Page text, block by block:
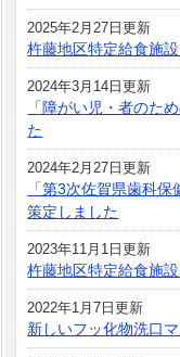
2025年2月27日更新
杵藤地区特定給食施
2024年3月14日更新
「障がい児・者のた
た
2024年2月27日更新
「第3次佐賀県歯科
策定しました
2023年11月1日更新
杵藤地区特定給食施
2022年1月7日更新
新しいフッ化物洗口